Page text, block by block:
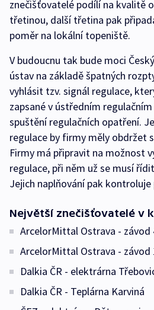
znečišťovatelé podílí na kvalitě
třetinou, další třetina pak
poměr na lokální topeniště.
V budoucnu tak bude moci
ústav na základě špatných
vyhlásit tzv. signál regulace,
zapsané v ústředním
spuštění regulačních opatření.
regulace by firmy měly obdržet
Firmy má připravit na možnost
regulace, při něm už se musí
Jejich naplňování pak kontroluje
Největší znečišťovatelé v
ArcelorMittal Ostrava - závod
ArcelorMittal Ostrava - závod
Dalkia ČR - elektrárna
Dalkia ČR - Teplárna Karviná